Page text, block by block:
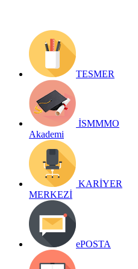
TESMER
İSMMMO
Akademi
KARİYER
MERKEZİ
ePOSTA